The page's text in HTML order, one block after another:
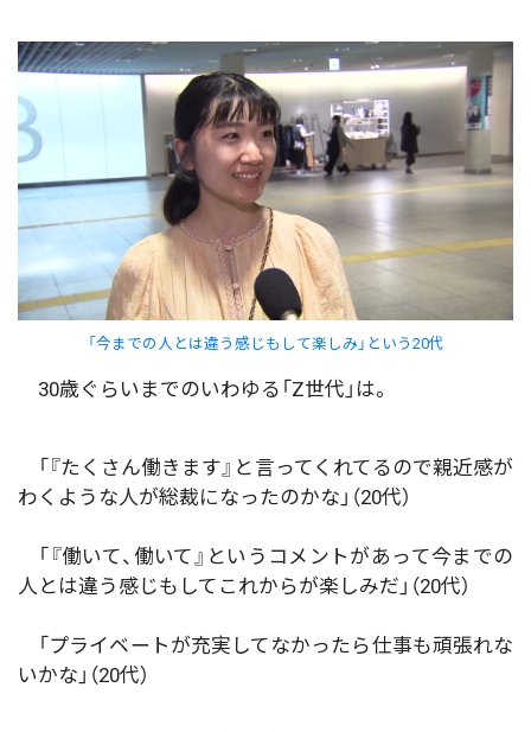
「今までの人とは違う感じもして楽しみ」という20代
30歳ぐらいまでのいわゆる「Z世代」は。
「『たくさん働きます』と言ってくれてるので親近感が
わくような人が総裁になったのかな」（20代）
「『働いて、働いて』というコメントがあって今までの
人とは違う感じもしてこれからが楽しみだ」（20代）
「プライベートが充実してなかったら仕事も頑張れな
いかな」（20代）